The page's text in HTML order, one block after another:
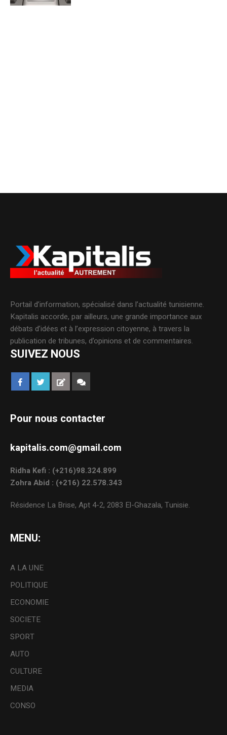
Portail d’information, spécialisé dans l’actualité tunisienne.
Kapitalis accorde, par ailleurs, une grande importance aux
débats d’idées et à l’expression citoyenne, à travers la
publication de tribunes, d’opinions et de commentaires.
SUIVEZ NOUS
Pour nous contacter
kapitalis.com@gmail.com
Ridha Kefi : (+216)98.324.899
Zohra Abid : (+216) 22.578.343
Résidence La Brise, Apt 4-2, 2083 El-Ghazala, Tunisie.
MENU:
A LA UNE
POLITIQUE
ECONOMIE
SOCIETE
SPORT
AUTO
CULTURE
MEDIA
CONSO